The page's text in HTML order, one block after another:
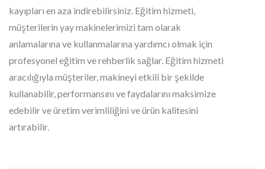
kayıpları en aza indirebilirsiniz. Eğitim hizmeti,
müşterilerin yay makinelerimizi tam olarak
anlamalarına ve kullanmalarına yardımcı olmak için
profesyonel eğitim ve rehberlik sağlar. Eğitim hizmeti
aracılığıyla müşteriler, makineyi etkili bir şekilde
kullanabilir, performansını ve faydalarını maksimize
edebilir ve üretim verimliliğini ve ürün kalitesini
artırabilir.